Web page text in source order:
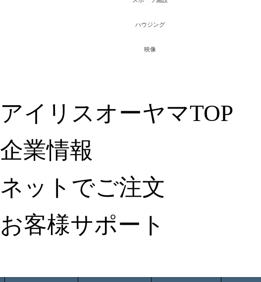
アイリスオーヤマTOP
企業情報
ネットでご注文
お客様サポート
ハウジング
映像